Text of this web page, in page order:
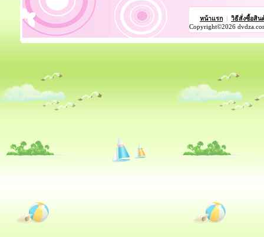
หน้าแรก
วิธีสั่งซื้อสิน
Copyright©2026